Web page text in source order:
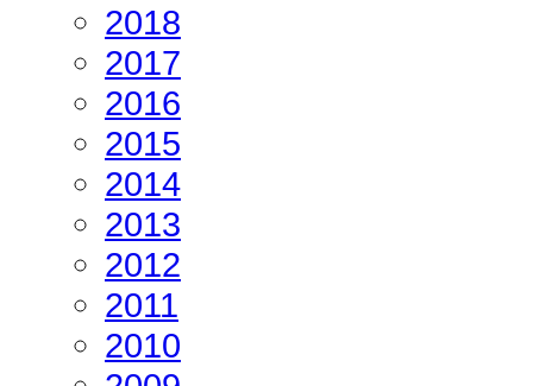
2018
2017
2016
2015
2014
2013
2012
2011
2010